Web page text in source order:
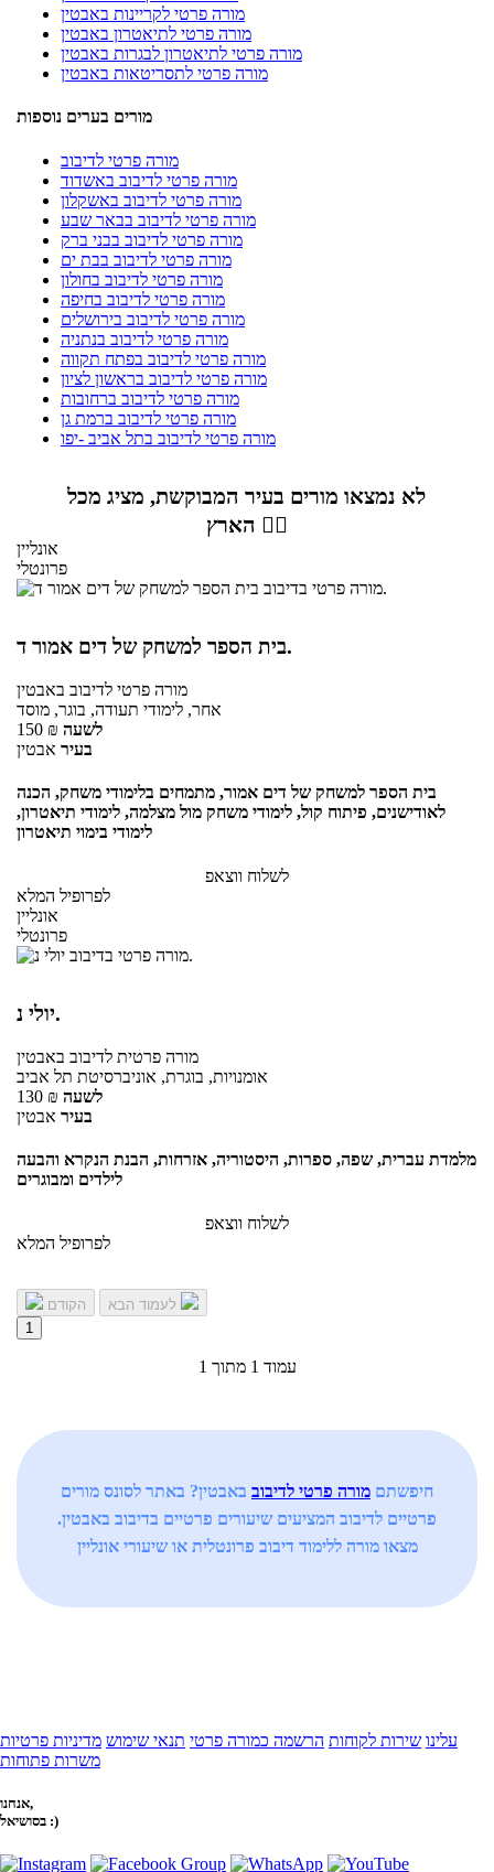
מורה פרטי לקריינות באבטין
מורה פרטי לתיאטרון באבטין
מורה פרטי לתיאטרון לבגרות באבטין
מורה פרטי לתסריטאות באבטין
מורים בערים נוספות
מורה פרטי לדיבוב
מורה פרטי לדיבוב באשדוד
מורה פרטי לדיבוב באשקלון
מורה פרטי לדיבוב בבאר שבע
מורה פרטי לדיבוב בבני ברק
מורה פרטי לדיבוב בבת ים
מורה פרטי לדיבוב בחולון
מורה פרטי לדיבוב בחיפה
מורה פרטי לדיבוב בירושלים
מורה פרטי לדיבוב בנתניה
מורה פרטי לדיבוב בפתח תקווה
מורה פרטי לדיבוב בראשון לציון
מורה פרטי לדיבוב ברחובות
מורה פרטי לדיבוב ברמת גן
מורה פרטי לדיבוב בתל אביב -יפו
לא נמצאו מורים בעיר המבוקשת, מציג מכל
הארץ 👇🏼
אונליין
פרונטלי
בית הספר למשחק של דים אמור ד.
מורה פרטי לדיבוב באבטין
אחר, לימודי תעודה, בוגר, מוסד
150 ₪ לשעה
בעיר אבטין
בית הספר למשחק של דים אמור, מתמחים בלימודי משחק, הכנה
לאודישנים, פיתוח קול, לימודי משחק מול מצלמה, לימודי תיאטרון,
לימודי בימוי תיאטרון
לשלוח ווצאפ
לפרופיל המלא
אונליין
פרונטלי
יולי נ.
מורה פרטית לדיבוב באבטין
אומנויות, בוגרת, אוניברסיטת תל אביב
130 ₪ לשעה
בעיר אבטין
מלמדת עברית, שפה, ספרות, היסטוריה, אזרחות, הבנת הנקרא והבעה
לילדים ומבוגרים
לשלוח ווצאפ
לפרופיל המלא
הקודם
1
עמוד 1 מתוך 1
חיפשתם מורה פרטי לדיבוב באבטין? באתר לסונס מורים
פרטיים לדיבוב המציעים שיעורים פרטיים בדיבוב באבטין.
מצאו מורה ללימוד דיבוב פרונטלית או שיעורי אונליין
עלינו שירות לקוחות הרשמה כמורה פרטי תנאי שימוש מדיניות פרטיות
משרות פתוחות
אנחנו,
בסושיאל :)